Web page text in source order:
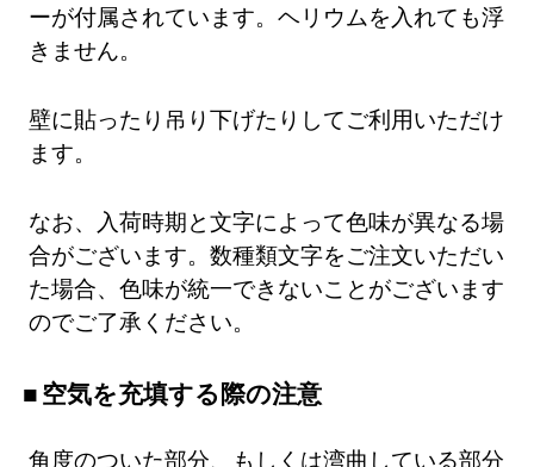
ーが付属されています。ヘリウムを入れても浮
きません。
壁に貼ったり吊り下げたりしてご利用いただけ
ます。
なお、入荷時期と文字によって色味が異なる場
合がございます。数種類文字をご注文いただい
た場合、色味が統一できないことがございます
のでご了承ください。
空気を充填する際の注意
角度のついた部分、もしくは湾曲している部分